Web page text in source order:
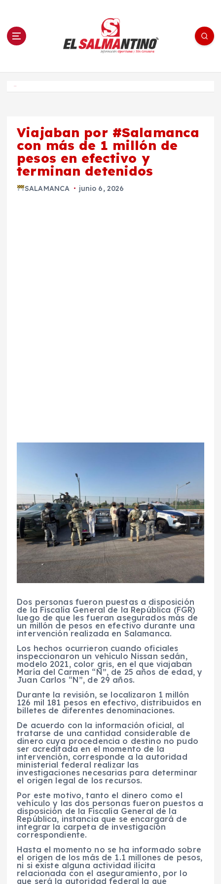
n El Salmantino - medios/noticias/editorial
Viajaban por #Salamanca
con más de 1 millón de
pesos en efectivo y
terminan detenidos
SALAMANCA junio 6, 2026
Dos personas fueron puestas a disposición
de la Fiscalía General de la República (FGR)
luego de que les fueran asegurados más de
un millón de pesos en efectivo durante una
intervención realizada en Salamanca.
Los hechos ocurrieron cuando oficiales
inspeccionaron un vehículo Nissan sedán,
modelo 2021, color gris, en el que viajaban
María del Carmen “N”, de 25 años de edad, y
Juan Carlos “N”, de 29 años.
Durante la revisión, se localizaron 1 millón
126 mil 181 pesos en efectivo, distribuidos en
billetes de diferentes denominaciones.
De acuerdo con la información oficial, al
tratarse de una cantidad considerable de
dinero cuya procedencia o destino no pudo
ser acreditada en el momento de la
intervención, corresponde a la autoridad
ministerial federal realizar las
investigaciones necesarias para determinar
el origen legal de los recursos.
Por este motivo, tanto el dinero como el
vehículo y las dos personas fueron puestos a
disposición de la Fiscalía General de la
República, instancia que se encargará de
integrar la carpeta de investigación
correspondiente.
Hasta el momento no se ha informado sobre
el origen de los más de 1.1 millones de pesos,
ni si existe alguna actividad ilícita
relacionada con el aseguramiento, por lo
que será la autoridad federal la que